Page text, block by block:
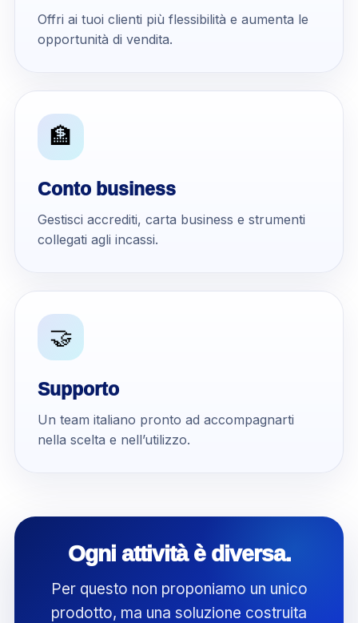
Offri ai tuoi clienti più flessibilità e aumenta le
opportunità di vendita.
🏦
Conto business
Gestisci accrediti, carta business e strumenti
collegati agli incassi.
🤝
Supporto
Un team italiano pronto ad accompagnarti
nella scelta e nell’utilizzo.
Ogni attività è diversa.
Per questo non proponiamo un unico
prodotto, ma una soluzione costruita